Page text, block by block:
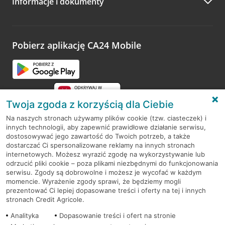
Zachęcamy do podzielenia się z nami opinią o wizycie.
opinie.
Pobierz aplikację CA24 Mobile
RODO
Regulamin serwisu
Mapa serwisu
PolitykaCookies
Twoja zgoda z korzyścią dla Ciebie
Na naszych stronach używamy plików cookie (tzw. ciasteczek) i
innych technologii, aby zapewnić prawidłowe działanie serwisu,
dostosowywać jego zawartość do Twoich potrzeb, a także
dostarczać Ci spersonalizowane reklamy na innych stronach
internetowych. Możesz wyrazić zgodę na wykorzystywanie lub
odrzucić pliki cookie – poza plikami niezbędnymi do funkcjonowania
serwisu. Zgody są dobrowolne i możesz je wycofać w każdym
momencie. Wyrażenie zgody sprawi, że będziemy mogli
prezentować Ci lepiej dopasowane treści i oferty na tej i innych
stronach Credit Agricole.
Analityka
Dopasowanie treści i ofert na stronie